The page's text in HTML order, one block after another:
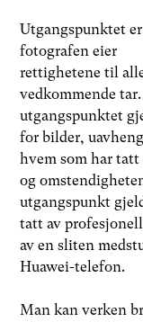
Utgangspunktet
fotografen eier
rettighetene til
vedkommende
utgangspunktet
for bilder,
hvem som har tatt
og
utgangspunkt
tatt av
av en sliten
Huawei-telefon.
Man kan verken